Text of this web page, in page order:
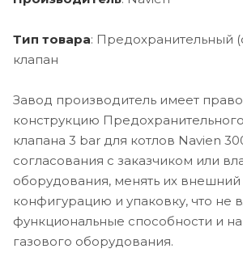
Тип товара: Предохранительный
клапан
Завод производитель имеет
конструкцию
клапана 3 bar для котлов Navien
согласования с заказчиком или
оборудования, менять их
конфигурацию и упаковку, что не
функциональные способности и
газового оборудования.